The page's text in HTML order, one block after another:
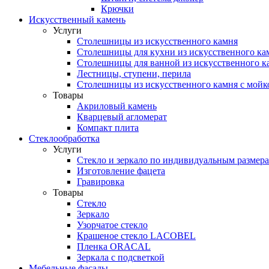
Крючки
Искусственный камень
Услуги
Столешницы из искусственного камня
Столешницы для кухни из искусственного
Столешницы для ванной из искусственного
Лестницы, ступени, перила
Столешницы из искусственного камня с
Товары
Акриловый камень
Кварцевый агломерат
Компакт плита
Стеклообработка
Услуги
Стекло и зеркало по индивидуальным
Изготовление фацета
Гравировка
Товары
Стекло
Зеркало
Узорчатое стекло
Крашеное стекло LACOBEL
Пленка ORACAL
Зеркала с подсветкой